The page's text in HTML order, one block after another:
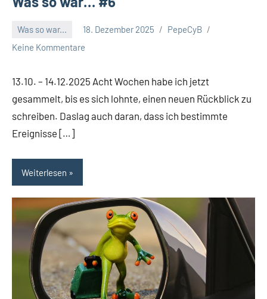
Was so war... 18. Dezember 2025
PepeCyB
Keine Kommentare
13.10. – 14.12.2025 Acht Wochen habe ich jetzt
gesammelt, bis es sich lohnte, einen neuen Rückblick zu
schreiben. Daslag auch daran, dass ich bestimmte
Ereignisse […]
Weiterlesen